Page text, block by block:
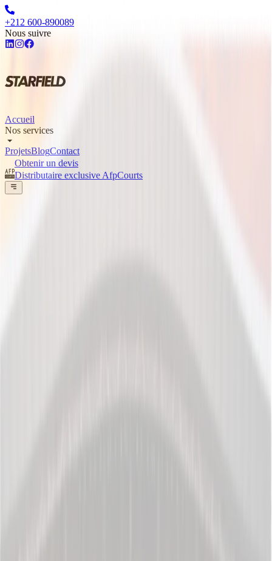
+212 600-890089
Nous suivre
Accueil
Nos services
ProjetsBlogContact
Obtenir un devis
Distributaire exclusive AfpCourts